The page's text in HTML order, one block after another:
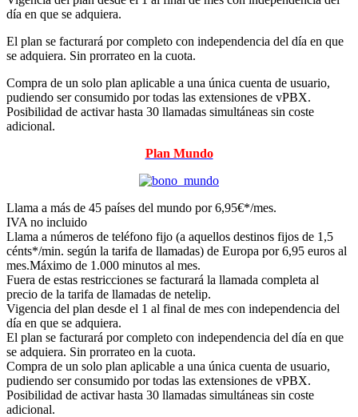
día en que se adquiera.
El plan se facturará por completo con independencia del día en que
se adquiera. Sin prorrateo en la cuota.
Compra de un solo plan aplicable a una única cuenta de usuario,
pudiendo ser consumido por todas las extensiones de vPBX.
Posibilidad de activar hasta 30 llamadas simultáneas sin coste
adicional.
Plan Mundo
Llama a más de 45 países del mundo por 6,95€*/mes.
IVA no incluido
Llama a números de teléfono fijo (a aquellos destinos fijos de 1,5
cénts*/min. según la tarifa de llamadas) de Europa por 6,95 euros al
mes.Máximo de 1.000 minutos al mes.
Fuera de estas restricciones se facturará la llamada completa al
precio de la tarifa de llamadas de netelip.
Vigencia del plan desde el 1 al final de mes con independencia del
día en que se adquiera.
El plan se facturará por completo con independencia del día en que
se adquiera. Sin prorrateo en la cuota.
Compra de un solo plan aplicable a una única cuenta de usuario,
pudiendo ser consumido por todas las extensiones de vPBX.
Posibilidad de activar hasta 30 llamadas simultáneas sin coste
adicional.